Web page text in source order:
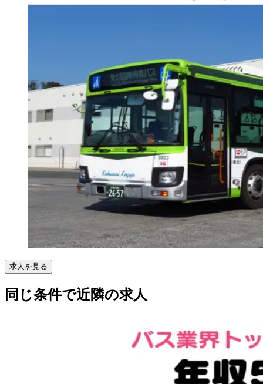
求人を見る
同じ条件で近隣の求人